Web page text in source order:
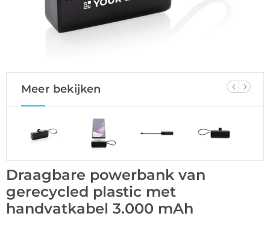
Meer bekijken
Draagbare powerbank van
gerecycled plastic met
handvatkabel 3.000 mAh